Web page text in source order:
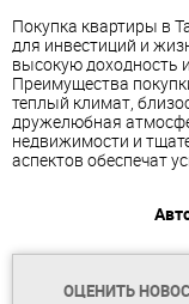
Покупка квартиры в
для инвестиций и
высокую доходность
Преимущества
теплый климат,
дружелюбная
недвижимости и
аспектов обеспечат
ОЦЕНИТЬ